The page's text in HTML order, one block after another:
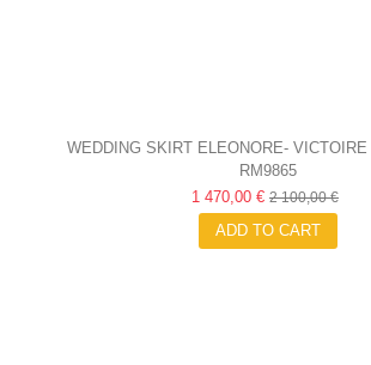
WEDDING SKIRT ELEONORE-
RM9865
1 470,00 € 2 100,00 €
ADD TO CART